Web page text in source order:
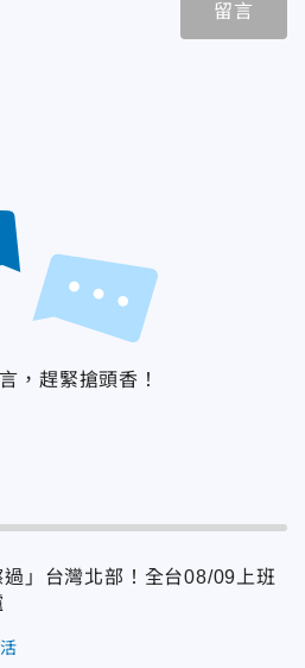
留言
，趕緊搶頭香！
過」台灣北部！全台08/09上班